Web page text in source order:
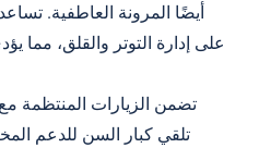
أيضًا المرونة العاطفية.
على إدارة التوتر والقلق،
تضمن الزيارات المنتظمة
تلقي كبار السن للدعم